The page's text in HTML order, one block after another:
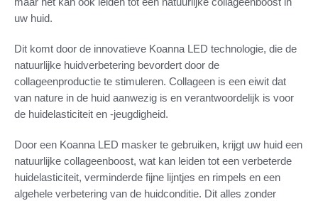
uw huid.
Dit komt door de innovatieve Koanna LED technologie, die de
natuurlijke huidverbetering bevordert door de
collageenproductie te stimuleren. Collageen is een eiwit dat
van nature in de huid aanwezig is en verantwoordelijk is voor
de huidelasticiteit en -jeugdigheid.
Door een Koanna LED masker te gebruiken, krijgt uw huid een
natuurlijke collageenboost, wat kan leiden tot een verbeterde
huidelasticiteit, verminderde fijne lijntjes en rimpels en een
algehele verbetering van de huidconditie. Dit alles zonder